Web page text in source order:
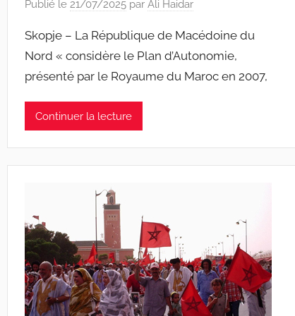
Publié le21/07/2025 parAli Haidar
Skopje – La République de Macédoine du
Nord « considère le Plan d’Autonomie,
présenté par le Royaume du Maroc en 2007,
Continuer la lecture